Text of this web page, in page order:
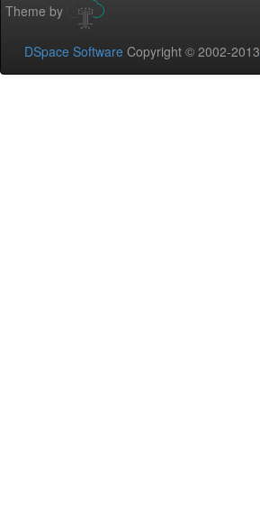
Theme by
DSpace Software Copyright © 2002-2013